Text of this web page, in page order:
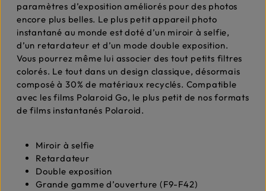
paramètres d’exposition améliorés pour des photos
encore plus belles. Le plus petit appareil photo
instantané au monde est doté d’un miroir à selfie,
d’un retardateur et d’un mode double exposition.
Vous pourrez même lui associer des tout petits filtres
colorés. Le tout dans un design classique, désormais
composé à 30% de matériaux recyclés. Compatible
avec les films Polaroid Go, le plus petit de nos formats
de films instantanés Polaroid.
Miroir à selfie
Retardateur
Double exposition
Grande gamme d’ouverture (F9-F42)